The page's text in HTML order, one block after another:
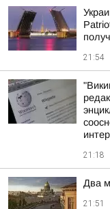
21:54
21:18
Два
21:51